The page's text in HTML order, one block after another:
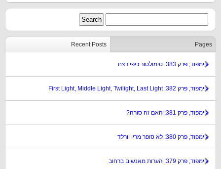
Recent Posts Pages
גיימפוד, פרק 383: סימולטור כיפי רצח
גיימפוד, פרק 382: First Light, Middle Light, Twilight, Last Light
גיימפוד, פרק 381: האם זה סורה?
גיימפוד, פרק 380: לא סופר מריו וורלד
גיימפוד, פרק 379: הערות מאנשים ברחוב